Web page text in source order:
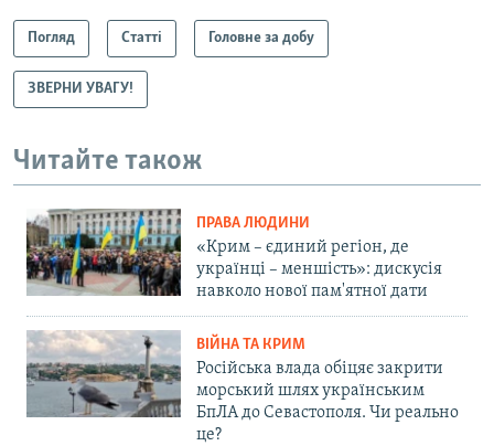
Погляд Статті Головне за добу
ЗВЕРНИ УВАГУ!
Читайте також
ПРАВА ЛЮДИНИ
«Крим – єдиний регіон, де
українці – меншість»: дискусія
навколо нової пам'ятної дати
ВІЙНА ТА КРИМ
Російська влада обіцяє закрити
морський шлях українським
БпЛА до Севастополя. Чи реально
це?